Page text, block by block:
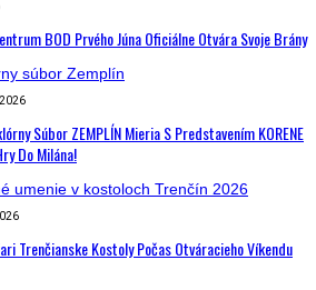
BOD Prvého Júna Oficiálne Otvára Svoje Brány
Súbor ZEMPLÍN Mieria S Predstavením KORENE
Do Milána!
Trenčianske Kostoly Počas Otváracieho Víkendu